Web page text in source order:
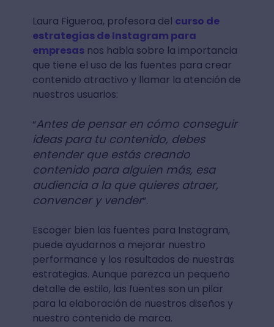
Laura Figueroa, profesora del curso de
estrategias de Instagram para
empresasnos habla sobre la importancia
que tiene el uso de las fuentes para crear
contenido atractivo y llamar la atención de
nuestros usuarios:
“Antes de pensar en cómo conseguir
ideas para tu contenido, debes
entender que estás creando
contenido para alguien más, esa
audiencia a la que quieres atraer,
convencer y vender”.
Escoger bien las fuentes para Instagram,
puede ayudarnos a mejorar nuestro
performance y los resultados de nuestras
estrategias. Aunque parezca un pequeño
detalle de estilo, las fuentes son un pilar
para la elaboración de nuestros diseños y
nuestro contenido de marca.